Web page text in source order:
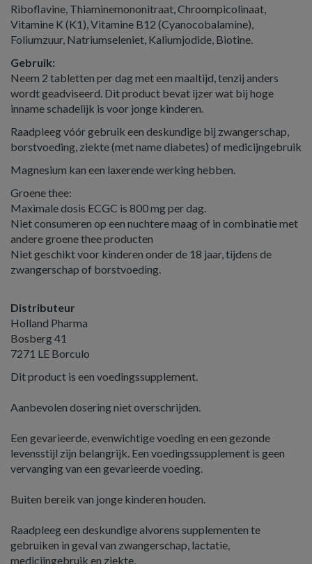
Riboflavine, Thiaminemononitraat, Chroompicolinaat,
Vitamine K (K1), Vitamine B12 (Cyanocobalamine),
Foliumzuur, Natriumseleniet, Kaliumjodide, Biotine.
Gebruik:
Neem 2 tabletten per dag met een maaltijd, tenzij anders
wordt geadviseerd. Dit product bevat ijzer wat bij hoge
inname schadelijk is voor jonge kinderen.
Raadpleeg vóór gebruik een deskundige bij zwangerschap,
borstvoeding, ziekte (met name diabetes) of medicijngebruik
Magnesium kan een laxerende werking hebben.
Groene thee:
Maximale dosis ECGC is 800 mg per dag.
Niet consumeren op een nuchtere maag of in combinatie met
andere groene thee producten
Niet geschikt voor kinderen onder de 18 jaar, tijdens de
zwangerschap of borstvoeding.
Distributeur
Holland Pharma
Bosberg 41
7271 LE Borculo
Dit product is een voedingssupplement.
Aanbevolen dosering niet overschrijden.
Een gevarieerde, evenwichtige voeding en een gezonde
levensstijl zijn belangrijk. Een voedingssupplement is geen
vervanging van een gevarieerde voeding.
Buiten bereik van jonge kinderen houden.
Raadpleeg een deskundige alvorens supplementen te
gebruiken in geval van zwangerschap, lactatie,
medicijngebruik en ziekte.